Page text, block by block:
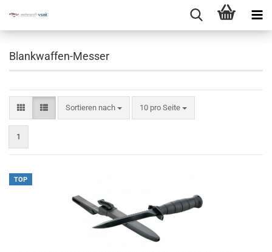
Blankwaffen-Messer
Sortieren nach 10 pro Seite
1
TOP